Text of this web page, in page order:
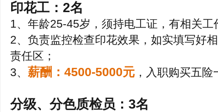
印花工：2名
1、年龄25-45岁，须持电工证，有相关工
2、负责监控检查印花效果，如实填写好
责任区；
3、 薪酬：4500-5000元 ，入职购买五险
分级、分色质检员：3名